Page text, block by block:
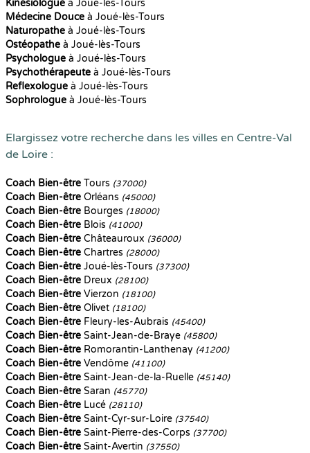
Kinesiologue à Joué-lès-Tours
Médecine Douce à Joué-lès-Tours
Naturopathe à Joué-lès-Tours
Ostéopathe à Joué-lès-Tours
Psychologue à Joué-lès-Tours
Psychothérapeute à Joué-lès-Tours
Reflexologue à Joué-lès-Tours
Sophrologue à Joué-lès-Tours
Elargissez votre recherche dans les villes en Centre-Val
de Loire :
Coach Bien-être Tours (37000)
Coach Bien-être Orléans (45000)
Coach Bien-être Bourges (18000)
Coach Bien-être Blois (41000)
Coach Bien-être Châteauroux (36000)
Coach Bien-être Chartres (28000)
Coach Bien-être Joué-lès-Tours (37300)
Coach Bien-être Dreux (28100)
Coach Bien-être Vierzon (18100)
Coach Bien-être Olivet (18100)
Coach Bien-être Fleury-les-Aubrais (45400)
Coach Bien-être Saint-Jean-de-Braye (45800)
Coach Bien-être Romorantin-Lanthenay (41200)
Coach Bien-être Vendôme (41100)
Coach Bien-être Saint-Jean-de-la-Ruelle (45140)
Coach Bien-être Saran (45770)
Coach Bien-être Lucé (28110)
Coach Bien-être Saint-Cyr-sur-Loire (37540)
Coach Bien-être Saint-Pierre-des-Corps (37700)
Coach Bien-être Saint-Avertin (37550)